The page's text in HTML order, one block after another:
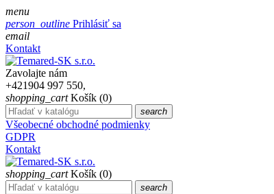
menu
person_outline Prihlásiť sa
email
Kontakt
Zavolajte nám
+421904 997 550,
shopping_cart Košík (0)
search
Všeobecné obchodné podmienky
GDPR
Kontakt
shopping_cart Košík (0)
search